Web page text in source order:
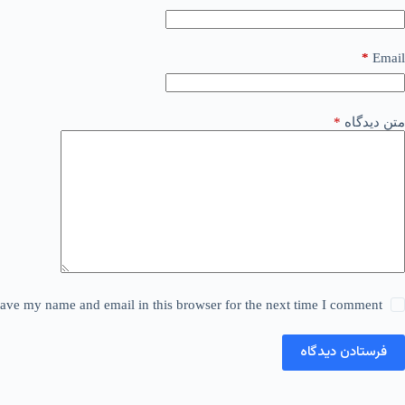
Email
*
متن دیدگاه *
my name and email in this browser for the next time I comment.
فرستادن دیدگاه